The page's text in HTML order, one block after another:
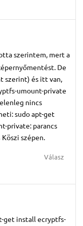
szerintem, mert a
De
szerint) és itt van,
umount-private
nincs
sudo apt-get
private: parancs
szépen.
Válasz
get install ecryptfs-